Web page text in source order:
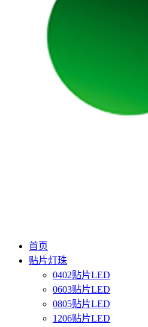
首页
贴片灯珠
0402贴片LED
0603贴片LED
0805贴片LED
1206贴片LED